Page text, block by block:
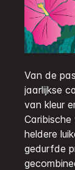
Van de
jaarlijkse
van kleur
heldere
gedurfde